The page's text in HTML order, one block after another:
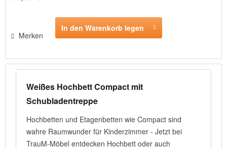
Merken
In den Warenkorb legen
Weißes Hochbett Compact mit
Schubladentreppe
Hochbetten und Etagenbetten wie Compact sind
wahre Raumwunder für Kinderzimmer - Jetzt bei
TrauM-Möbel entdecken Hochbett oder auch